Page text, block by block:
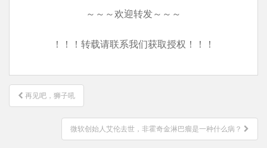
～～～欢迎转发～～～
！！！转载请联系我们获取授权！！！
文
章
再见吧，狮子吼
微软创始人艾伦去世，非霍奇金淋巴瘤是一种什么病？